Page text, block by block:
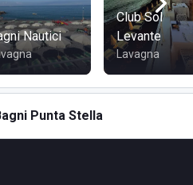
e favorevole per gli
stazione ferroviaria di Zoagli è
dalla regione Liguria e da
balneare è raggiungibile
extraurbano.
Nautici
Club Sol
Levante
Lavagna
Punta Stella